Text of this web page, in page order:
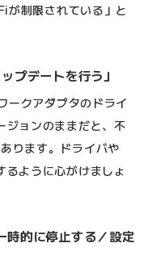
が制限されている」と
プデートを行う」
ークアダプタのドライ
ジョンのままだと、不
ります。ドライバや
るように心がけましょ
的に停止する／設定